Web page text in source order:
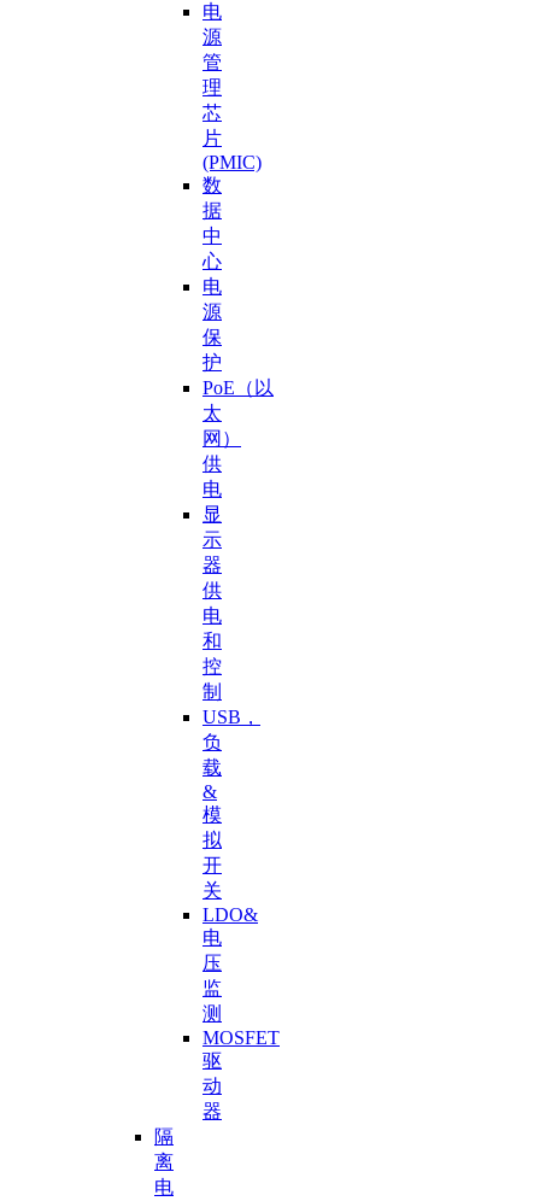
电
源
管
理
芯
片
(PMIC)
数
据
中
心
电
源
保
护
PoE（以
太
网）
供
电
显
示
器
供
电
和
控
制
USB，
负
载
&
模
拟
开
关
LDO&
电
压
监
测
MOSFET
驱
动
器
隔
离
电